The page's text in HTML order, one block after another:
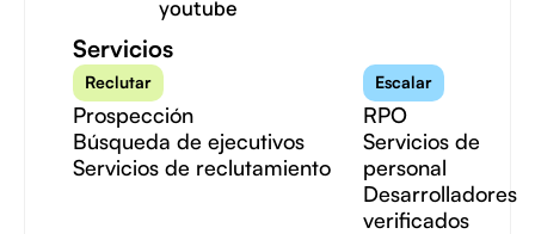
Servicios
Reclutar
Prospección
Búsqueda de ejecutivos
Servicios de reclutamiento
Escalar
RPO
Servicios de
personal
Desarrolladores
verificados